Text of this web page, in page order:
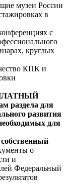
музеи России
в
с
круглых
КПК и
раздела для
развития
для
о
и
Федеральный